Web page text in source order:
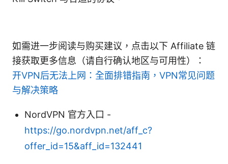
如需进一步阅读与购买建议，点击以下 Affiliate 链
接获取更多信息（请自行确认地区与可用性）：
开VPN后无法上网：全面排错指南，VPN常见问题
与解决策略
NordVPN 官方入口 -
https://go.nordvpn.net/aff_c?
offer_id=15&aff_id=132441